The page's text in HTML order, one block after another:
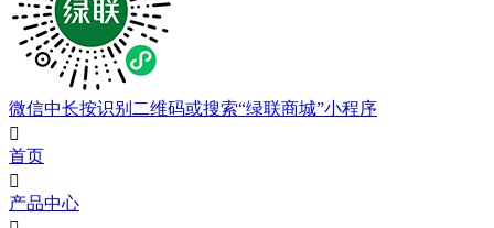
微信中长按识别二维码或搜索“绿联商城”小程序

首页

产品中心